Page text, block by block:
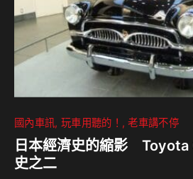
國內車訊 玩車用聽的！ 老車講不停
日本經濟史的縮影 Toyota
史之二